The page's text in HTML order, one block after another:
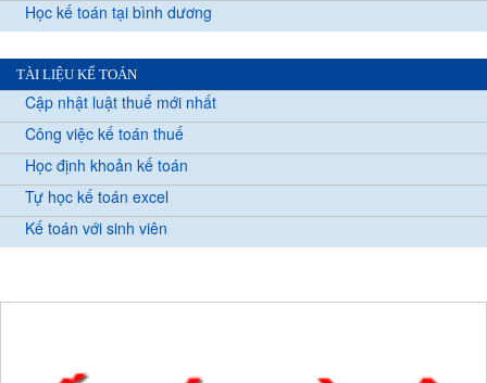
Học kế toán tại bình dương
TÀI LIỆU KẾ TOÁN
Cập nhật luật thuế mới nhất
Công việc kế toán thuế
Học định khoản kế toán
Tự học kế toán excel
Kế toán với sinh viên